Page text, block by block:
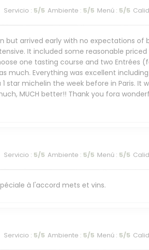
Servicio : 5/5 Ambiente : 5/5 Menú : 5/5
but arrived early with no expectations of
It included some reasonable
one tasting course and two Entrées
much. Everything was excellent
star michelin the week before in Paris. It
MUCH better!! Thank you fora
Servicio : 5/5 Ambiente : 5/5 Menú : 5/5
à l'accord mets et vins.
Servicio : 5/5 Ambiente : 5/5 Menú : 5/5